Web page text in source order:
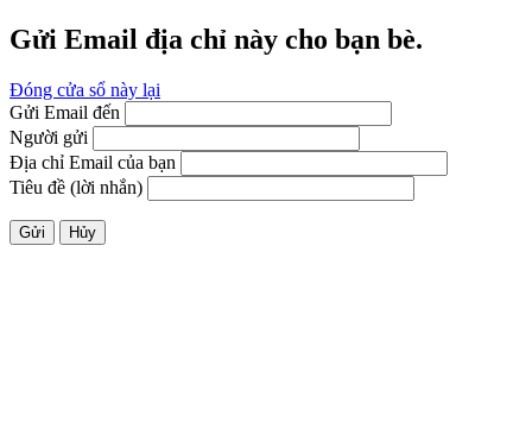
Gửi Email địa chỉ này cho bạn bè.
Đóng cửa sổ này lại
Gửi Email đến
Người gửi
Địa chỉ Email của bạn
Tiêu đề (lời nhắn)
Gửi Hủy